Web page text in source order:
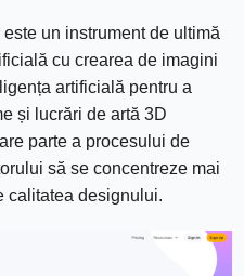
un instrument de ultimă
cu crearea de imagini
artificială pentru a
și lucrări de artă 3D
parte a procesului de
să se concentreze mai
calitatea designului.